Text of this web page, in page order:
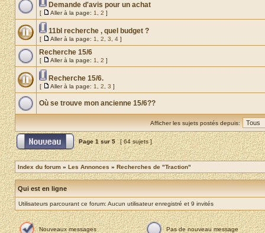
Demande d'avis pour un achat
[ Aller à la page: 1 2 ]
11bl recherche , quel budget ?
[ Aller à la page: 1 2 3 4 ]
Recherche 15/6
[ Aller à la page: 1 2 ]
Recherche 15/6.
[ Aller à la page: 1 2 3 ]
Où se trouve mon ancienne 15/6??
Afficher les sujets postés depuis:
Page1sur5 [ 64 sujets ]
Index du forum » Les Annonces » Recherches de "Traction"
Qui est en ligne
Utilisateurs parcourant ce forum: Aucun utilisateur enregistré et 9 invités
Nouveaux messages Pas de nouveau message